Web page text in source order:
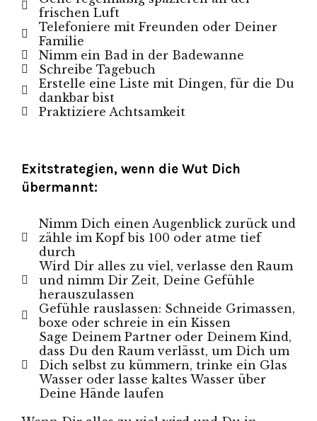
frischen Luft
Telefoniere mit Freunden oder Deiner
Familie
Nimm ein Bad in der Badewanne
Schreibe Tagebuch
Erstelle eine Liste mit Dingen, für die Du
dankbar bist
Praktiziere Achtsamkeit
Exitstrategien, wenn die Wut Dich
übermannt:
Nimm Dich einen Augenblick zurück und
zähle im Kopf bis 100 oder atme tief
durch
Wird Dir alles zu viel, verlasse den Raum
und nimm Dir Zeit, Deine Gefühle
herauszulassen
Gefühle rauslassen: Schneide Grimassen,
boxe oder schreie in ein Kissen
Sage Deinem Partner oder Deinem Kind,
dass Du den Raum verlässt, um Dich um
Dich selbst zu kümmern, trinke ein Glas
Wasser oder lasse kaltes Wasser über
Deine Hände laufen